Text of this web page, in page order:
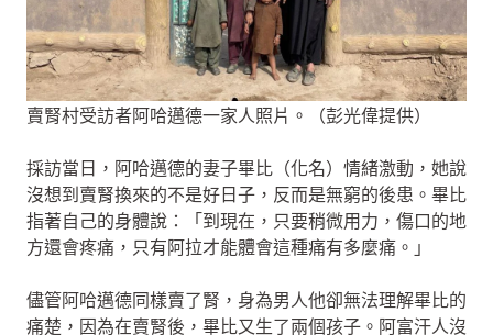
賣腎村受訪者阿哈邁德一家人照片。（彭光偉提供）
採訪當日，阿哈邁德的妻子畢比（化名）情緒激動，她說
沒想到賣腎換來的不是好日子，反而是無窮的後患。畢比
指著自己的身體說：「到現在，只要稍微用力，傷口的地
方還會疼痛，只有阿拉才能體會這種痛有多麼痛。」
儘管阿哈邁德同樣賣了腎，身為男人他卻無法理解畢比的
痛楚，因為在賣腎後，畢比又生了兩個孩子。阿富汗人沒